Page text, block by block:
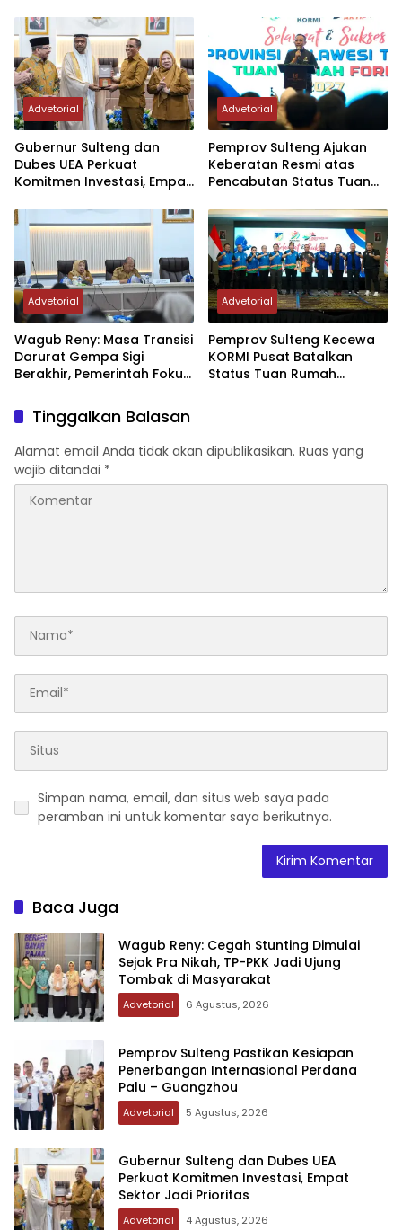
Advetorial
Gubernur Sulteng dan
Dubes UEA Perkuat
Komitmen Investasi, Empat
Advetorial
Pemprov Sulteng Ajukan
Keberatan Resmi atas
Pencabutan Status Tuan
2027
Advetorial
Wagub Reny: Masa Transisi
Darurat Gempa Sigi
Berakhir, Pemerintah Fokus
Advetorial
Pemprov Sulteng Kecewa
KORMI Pusat Batalkan
Status Tuan Rumah
Tinggalkan Balasan
Alamat email Anda tidak akan dipublikasikan. Ruas yang
wajib ditandai *
Simpan nama, email, dan situs web saya pada
peramban ini untuk komentar saya berikutnya.
Baca Juga
Wagub Reny: Cegah Stunting Dimulai
Sejak Pra Nikah, TP-PKK Jadi Ujung
Tombak di Masyarakat
Advetorial 6 Agustus, 2026
Pemprov Sulteng Pastikan Kesiapan
Penerbangan Internasional Perdana
Palu – Guangzhou
Advetorial 5 Agustus, 2026
Gubernur Sulteng dan Dubes UEA
Perkuat Komitmen Investasi, Empat
Sektor Jadi Prioritas
Advetorial 4 Agustus, 2026